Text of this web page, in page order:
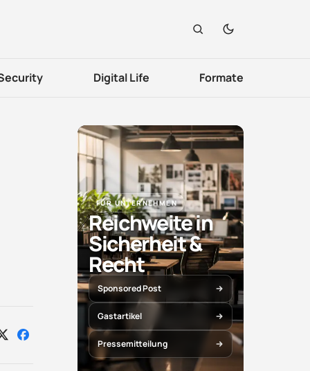
Digital Life Formate
Auf Auf
FÜR UNTERNEHMEN
Reichweite in
Sicherheit &
Recht
Sponsored Post
Gastartikel
Pressemitteilung